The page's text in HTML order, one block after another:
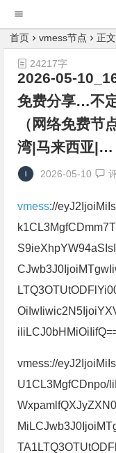
首页 vmess节点 正文
2026-05-
免费分享…不
（网络免费节
湾|马来西亚|…
2026-05-10
24217字
vmess://
vmess://
U1CL3MgfCDnpo/